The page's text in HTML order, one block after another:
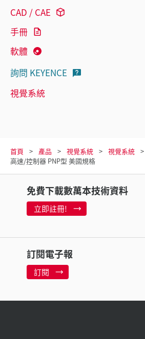
CAD / CAE
手冊
軟體
詢問 KEYENCE
視覺系統
首頁 產品 視覺系統 視覺系統
高速/控制器 PNP型 美國規格
免費下載數萬本技術資料
立即註冊!
訂閱電子報
訂閱